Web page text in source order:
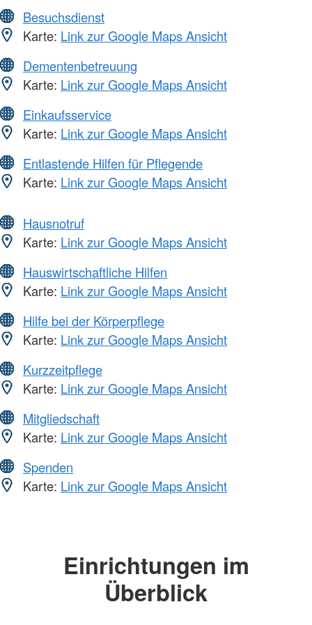
Besuchsdienst
Karte: Link zur Google Maps Ansicht
Dementenbetreuung
Karte: Link zur Google Maps Ansicht
Einkaufsservice
Karte: Link zur Google Maps Ansicht
Entlastende Hilfen für Pflegende
Karte: Link zur Google Maps Ansicht
Hausnotruf
Karte: Link zur Google Maps Ansicht
Hauswirtschaftliche Hilfen
Karte: Link zur Google Maps Ansicht
Hilfe bei der Körperpflege
Karte: Link zur Google Maps Ansicht
Kurzzeitpflege
Karte: Link zur Google Maps Ansicht
Mitgliedschaft
Karte: Link zur Google Maps Ansicht
Spenden
Karte: Link zur Google Maps Ansicht
Einrichtungen im
Überblick